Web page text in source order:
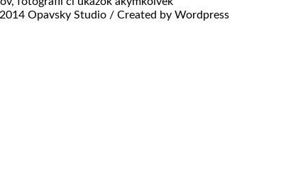
Opavsky Studio / Created by Wordpress